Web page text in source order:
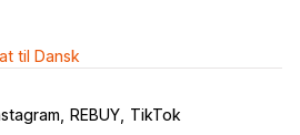
til Dansk
REBUY TikTok